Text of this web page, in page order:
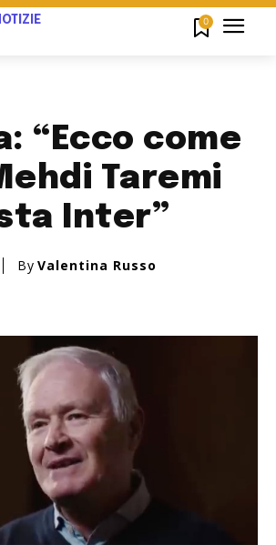
0
“Ecco come
Taremi
Inter”
By Valentina Russo